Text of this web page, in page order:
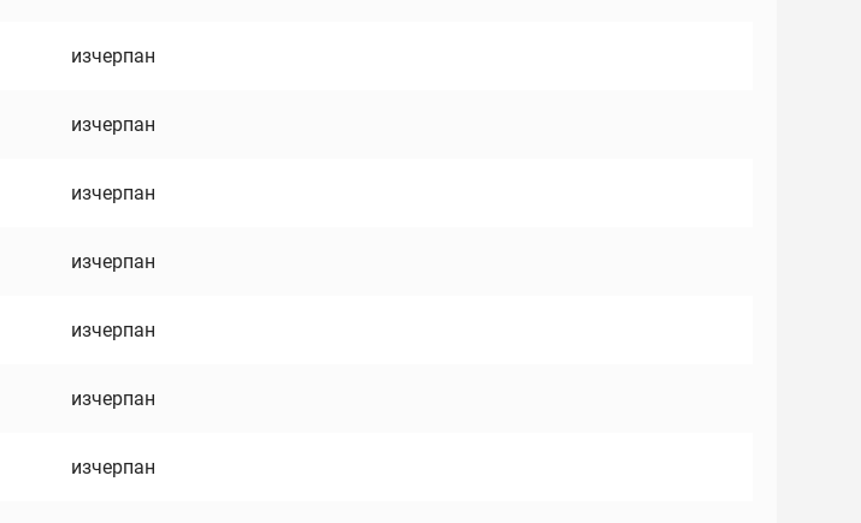
изчерпан
изчерпан
изчерпан
изчерпан
изчерпан
изчерпан
изчерпан